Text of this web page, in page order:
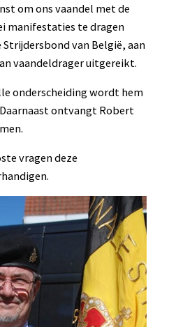
om ons vaandel met de
manifestaties te dragen
van België, aan
vaandeldrager uitgereikt.
onderscheiding wordt hem
ontvangt Robert
vragen deze